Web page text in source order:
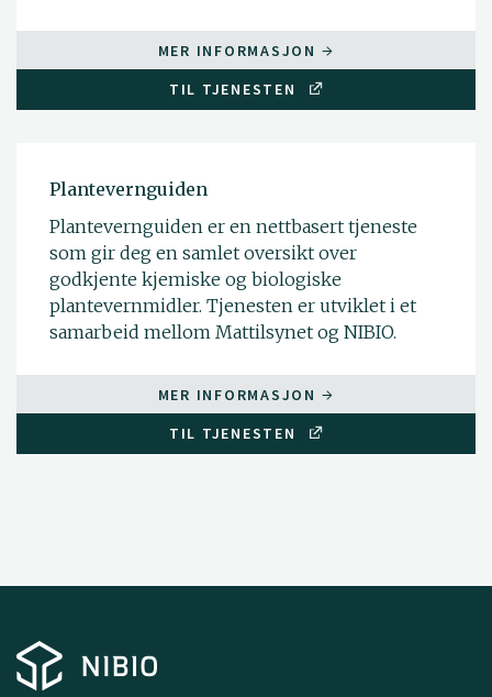
MER INFORMASJON
TIL TJENESTEN
Plantevernguiden
Plantevernguiden er en nettbasert tjeneste
som gir deg en samlet oversikt over
godkjente kjemiske og biologiske
plantevernmidler. Tjenesten er utviklet i et
samarbeid mellom Mattilsynet og NIBIO.
MER INFORMASJON
TIL TJENESTEN